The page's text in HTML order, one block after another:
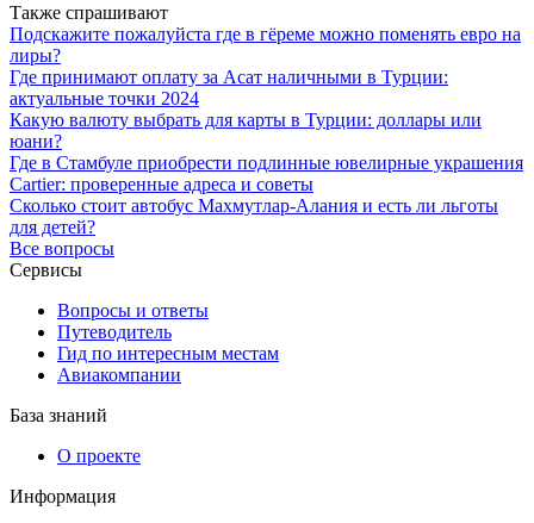
Также спрашивают
Подскажите пожалуйста где в гёреме можно поменять евро на
лиры?
Где принимают оплату за Асат наличными в Турции:
актуальные точки 2024
Какую валюту выбрать для карты в Турции: доллары или
юани?
Где в Стамбуле приобрести подлинные ювелирные украшения
Cartier: проверенные адреса и советы
Сколько стоит автобус Махмутлар-Алания и есть ли льготы
для детей?
Все вопросы
Сервисы
Вопросы и ответы
Путеводитель
Гид по интересным местам
Авиакомпании
База знаний
О проекте
Информация